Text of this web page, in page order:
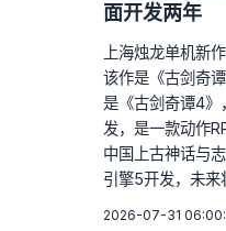
面开发两年
上海烛龙单机新
该作是《古剑奇
是《古剑奇谭4》
发，是一款动作
中国上古神话与
引擎5开发，未来
2026-07-31